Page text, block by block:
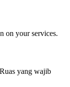
on your services.
Ruas yang wajib